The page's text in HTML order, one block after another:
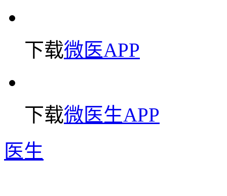
下载微医APP
下载微医生APP
医生